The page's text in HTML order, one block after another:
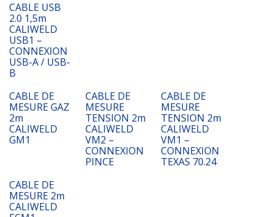
CABLE USB
2.0 1,5m
CALIWELD
USB1 –
CONNEXION
USB-A / USB-
B
CABLE DE
MESURE GAZ
2m
CALIWELD
GM1
CABLE DE
MESURE
TENSION 2m
CALIWELD
VM2 –
CONNEXION
PINCE
CABLE DE
MESURE
TENSION 2m
CALIWELD
VM1 –
CONNEXION
TEXAS 70.24
CABLE DE
MESURE 2m
CALIWELD